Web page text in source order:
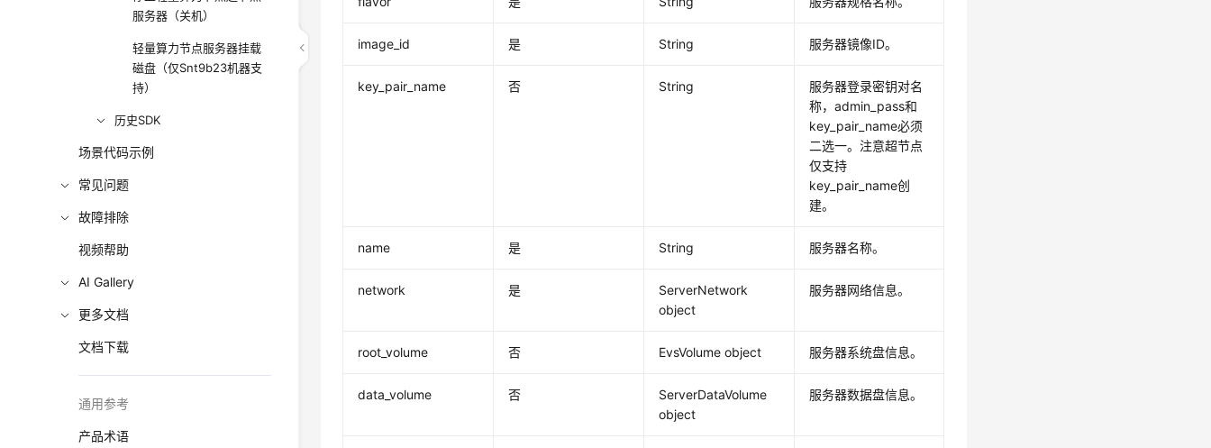
服务器（关机）
轻量算力节点服务器挂载
磁盘（仅Snt9b23机器支
持）
历史SDK
场景代码示例
常见问题
故障排除
视频帮助
AI Gallery
更多文档
文档下载
通用参考
产品术语
image_id 是 String 服务器镜像ID。
key_pair_name 否 String
服务器登录密钥对名
称，admin_pass和
key_pair_name必须
二选一。注意超节点
仅支持
key_pair_name创
建。
name 是 String 服务器名称。
network 是
ServerNetwork
object
服务器网络信息。
root_volume 否 EvsVolume object 服务器系统盘信息。
data_volume 否
ServerDataVolume
object
服务器数据盘信息。